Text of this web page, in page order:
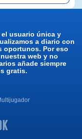
el usuario única y
a diario con
oportunos. Por eso
web y no
añade siempre
gratis.